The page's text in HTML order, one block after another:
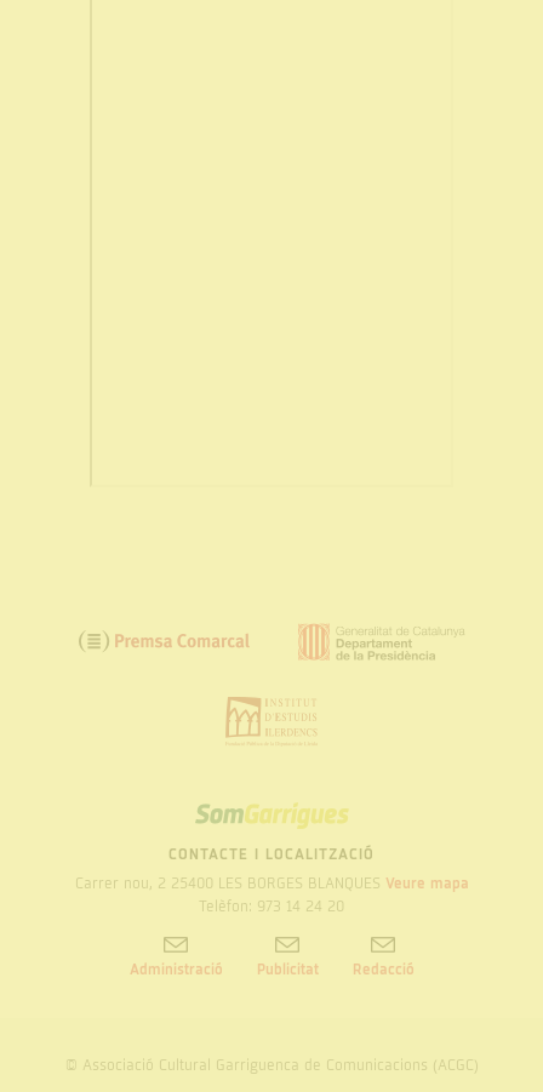
SOM
GARRIGUES
CONTACTE I LOCALITZACIÓ
Carrer nou, 2 25400 LES BORGES BLANQUES Veure mapa
Telèfon: 973 14 24 20
Administració Publicitat Redacció
© Associació Cultural Garriguenca de Comunicacions (ACGC)